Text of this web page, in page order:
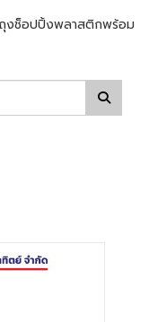
ถุงช็อปปิ้งพลาสติกพร้อม